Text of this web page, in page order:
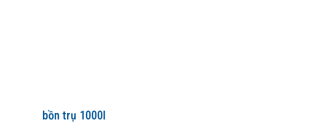
bồn trụ 1000l